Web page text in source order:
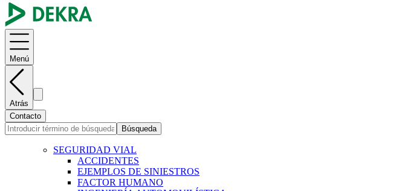
Menú
Atrás
Contacto
Búsqueda
SEGURIDAD VIAL
ACCIDENTES
EJEMPLOS DE SINIESTROS
FACTOR HUMANO